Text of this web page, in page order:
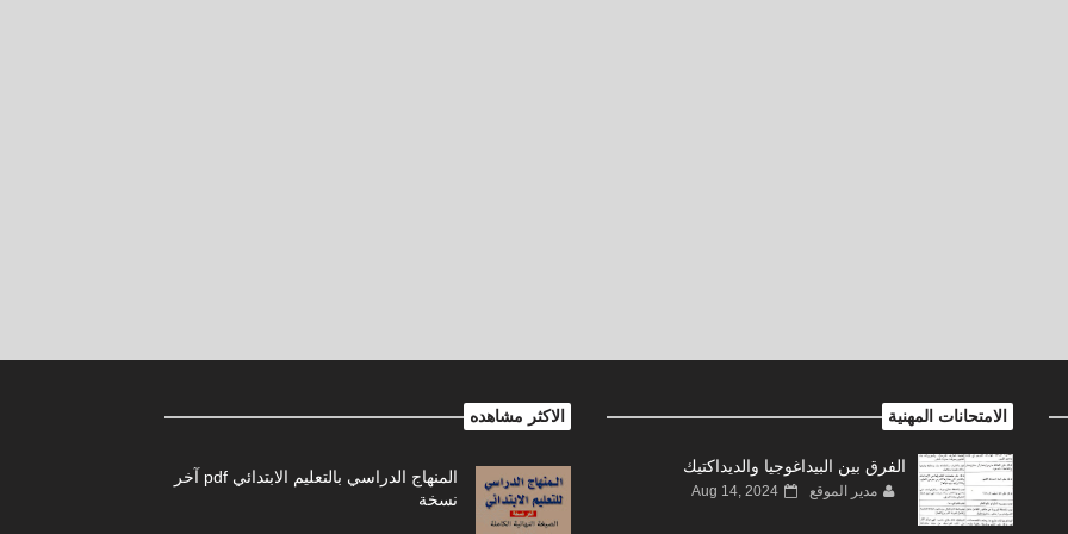
الامتحانات المهنية
الفرق بين البيداغوجيا والديداكتيك
مدير الموقع Aug 14, 2024
الاكثر مشاهده
المنهاج الدراسي بالتعليم الابتدائي pdf آخر
نسخة